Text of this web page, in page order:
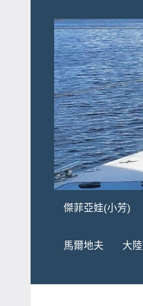
content
傑
娃
傑菲亞娃(小芳)
馬爾地夫 大陸